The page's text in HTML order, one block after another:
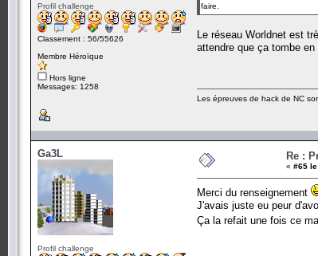
Profil challenge
Classement : 56/55626
Membre Héroïque
Hors ligne
Messages: 1258
faire.
Le réseau Worldnet est
attendre que ça tombe
Les épreuves de hack de NC
Ga3L
Profil challenge
Re :
« #65
Merci du renseignement
J'avais juste eu peur
Ça la refait une fois ce